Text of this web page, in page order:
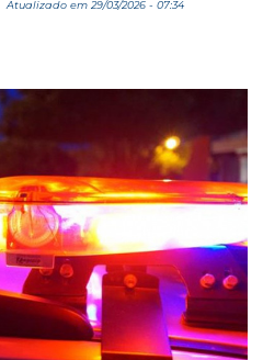
Atualizado em 29/03/2026 - 07:34